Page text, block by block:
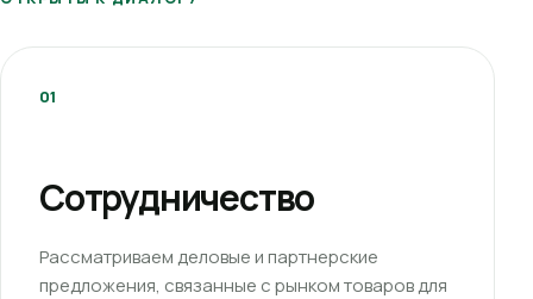
01
Сотрудничество
Рассматриваем деловые и партнерские
предложения, связанные с рынком товаров для